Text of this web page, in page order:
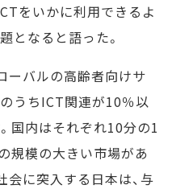
をいかに利用できるよ
となると語った。
ーバルの高齢者向けサ
うちICT関連が10％以
国内はそれぞれ10分の1
規模の大きい市場があ
会に突入する日本は、与